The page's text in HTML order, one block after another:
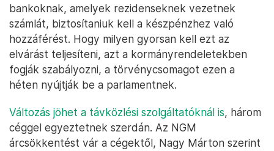
bankoknak, amelyek rezidenseknek vezetnek
számlát, biztosítaniuk kell a készpénzhez való
hozzáférést. Hogy milyen gyorsan kell ezt az
elvárást teljesíteni, azt a kormányrendeletekben
fogják szabályozni, a törvénycsomagot ezen a
héten nyújtják be a parlamentnek.
Változás jöhet a távközlési szolgáltatóknál is, három
céggel egyeztetnek szerdán. Az NGM
árcsökkentést vár a cégektől, Nagy Márton szerint